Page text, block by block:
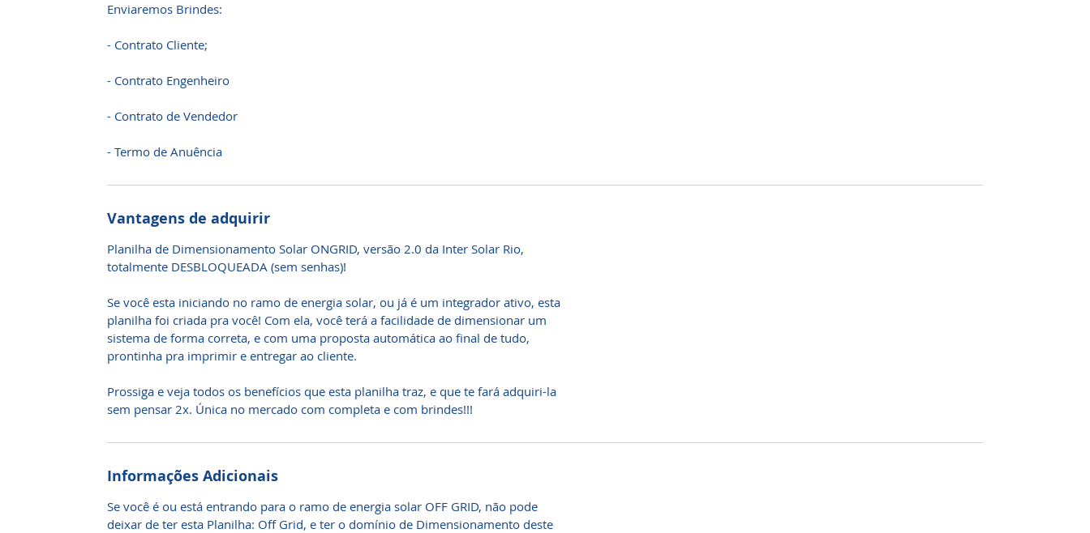
Enviaremos Brindes:
- Contrato Cliente;
- Contrato Engenheiro
- Contrato de Vendedor
- Termo de Anuência
Vantagens de adquirir
Planilha de Dimensionamento Solar ONGRID, versão 2.0 da Inter Solar Rio,
totalmente DESBLOQUEADA (sem senhas)!
Se você esta iniciando no ramo de energia solar, ou já é um integrador ativo, esta
planilha foi criada pra você! Com ela, você terá a facilidade de dimensionar um
sistema de forma correta, e com uma proposta automática ao final de tudo,
prontinha pra imprimir e entregar ao cliente.
Prossiga e veja todos os benefícios que esta planilha traz, e que te fará adquiri-la
sem pensar 2x. Única no mercado com completa e com brindes!!!
Informações Adicionais
Se você é ou está entrando para o ramo de energia solar OFF GRID, não pode
deixar de ter esta Planilha: Off Grid, e ter o domínio de Dimensionamento deste